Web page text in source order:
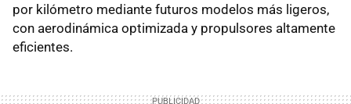
por kilómetro mediante futuros modelos más ligeros,
con aerodinámica optimizada y propulsores altamente
eficientes.